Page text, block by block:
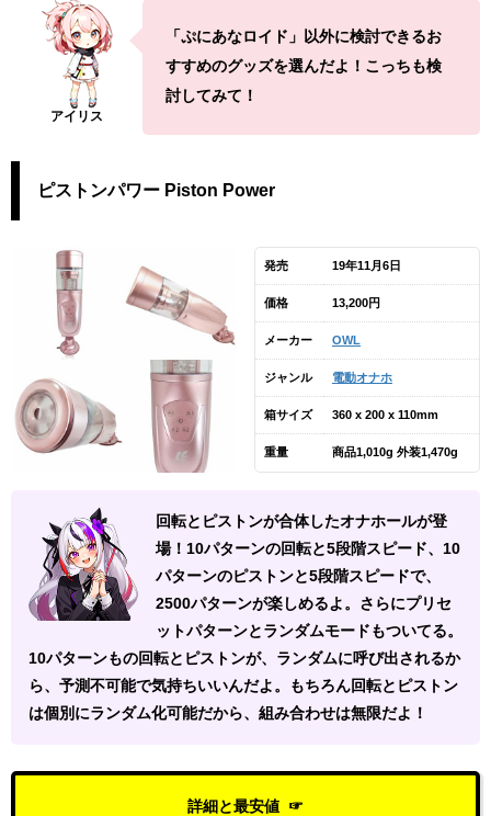
「ぷにあなロイド」以外に検討できるお
すすめのグッズを選んだよ！こっちも検
討してみて！
ピストンパワー Piston Power
発売 19年11月6日
価格 13,200円
メーカー OWL
ジャンル 電動オナホ
箱サイズ 360 x 200 x 110mm
重量 商品1,010g 外装1,470g
回転とピストンが合体したオナホールが登
場！10パターンの回転と5段階スピード、10
パターンのピストンと5段階スピードで、
2500パターンが楽しめるよ。さらにプリセ
ットパターンとランダムモードもついてる。
10パターンもの回転とピストンが、ランダムに呼び出されるか
ら、予測不可能で気持ちいいんだよ。もちろん回転とピストン
は個別にランダム化可能だから、組み合わせは無限だよ！
詳細と最安値